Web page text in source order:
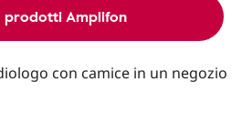
prodotti Amplifon